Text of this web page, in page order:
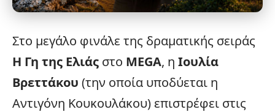
Στο μεγάλο φινάλε της δραματικής σειράς
Η Γη της Ελιάς στο MEGA, η Ιουλία
Βρεττάκου (την οποία υποδύεται η
Αντιγόνη Κουκουλάκου) επιστρέφει στις